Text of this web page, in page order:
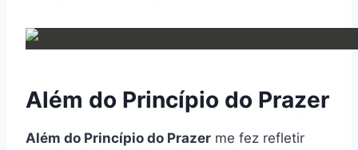
Além do Princípio do Prazer
Além do Princípio do Prazer me fez refletir